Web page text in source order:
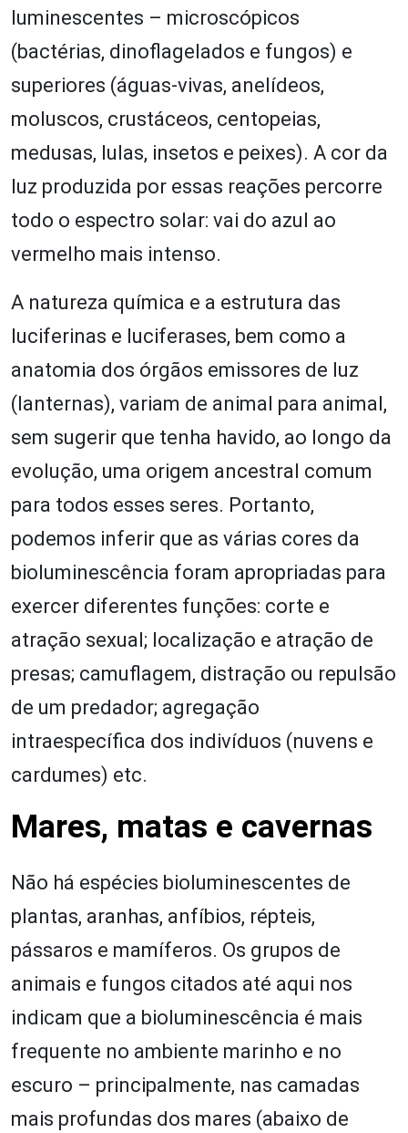
luminescentes – microscópicos
(bactérias, dinoflagelados e fungos) e
superiores (águas-vivas, anelídeos,
moluscos, crustáceos, centopeias,
medusas, lulas, insetos e peixes). A cor da
luz produzida por essas reações percorre
todo o espectro solar: vai do azul ao
vermelho mais intenso.
A natureza química e a estrutura das
luciferinas e luciferases, bem como a
anatomia dos órgãos emissores de luz
(lanternas), variam de animal para animal,
sem sugerir que tenha havido, ao longo da
evolução, uma origem ancestral comum
para todos esses seres. Portanto,
podemos inferir que as várias cores da
bioluminescência foram apropriadas para
exercer diferentes funções: corte e
atração sexual; localização e atração de
presas; camuflagem, distração ou repulsão
de um predador; agregação
intraespecífica dos indivíduos (nuvens e
cardumes) etc.
Mares, matas e cavernas
Não há espécies bioluminescentes de
plantas, aranhas, anfíbios, répteis,
pássaros e mamíferos. Os grupos de
animais e fungos citados até aqui nos
indicam que a bioluminescência é mais
frequente no ambiente marinho e no
escuro – principalmente, nas camadas
mais profundas dos mares (abaixo de